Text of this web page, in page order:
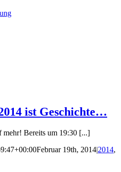
ist Geschichte…
Bereits um 19:30 [...]
Februar 19th, 2014|2014,